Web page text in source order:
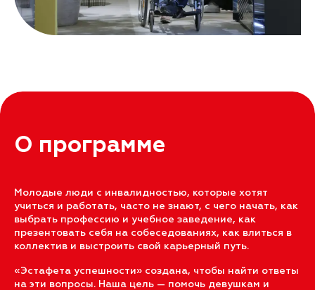
О программе
Молодые люди с инвалидностью, которые хотят
учиться и работать, часто не знают, с чего начать, как
выбрать профессию и учебное заведение, как
презентовать себя на собеседованиях, как влиться в
коллектив и выстроить свой карьерный путь.
«Эстафета успешности» создана, чтобы найти ответы
на эти вопросы. Наша цель — помочь девушкам и